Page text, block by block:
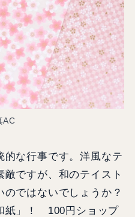
AC
な行事です。洋風なテ
ですが、和のテイスト
ではないでしょうか？
紙」！ 100円ショップ